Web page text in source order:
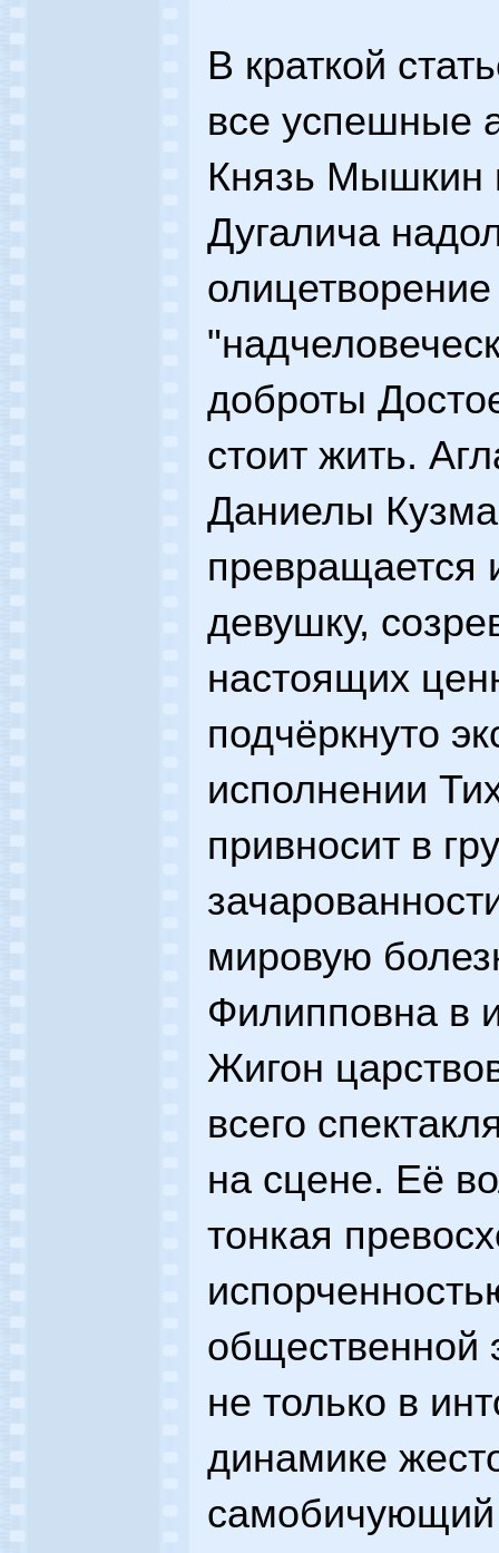
В краткой
все успешные
Князь Мышкин
Дугалича
доброты
стоит жить.
Даниелы
превращается
девушку,
настоящих
подчёркнуто
исполнении
привносит в
мировую
Филипповна в
Жигон
всего
на сцене. Её
тонкая
общественной
не только в
динамике
самобичующий